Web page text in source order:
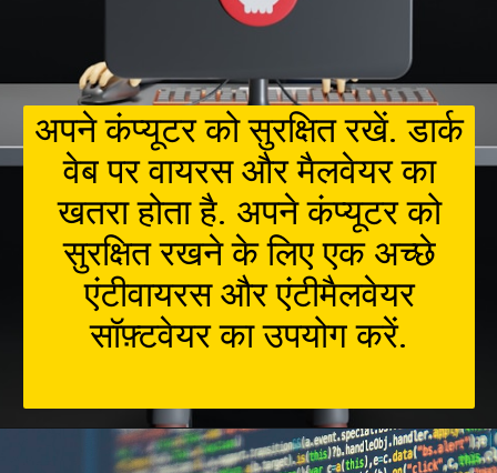
अपने कंप्यूटर को सुरक्षित रखें. डार्क
वेब पर वायरस और मैलवेयर का
खतरा होता है. अपने कंप्यूटर को
सुरक्षित रखने के लिए एक अच्छे
एंटीवायरस और एंटीमैलवेयर
सॉफ़्टवेयर का उपयोग करें.